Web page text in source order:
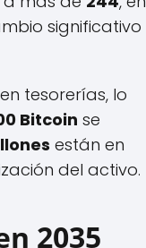
significativo
en tesorerías, lo
Bitcoin se
están en
del activo.
2035